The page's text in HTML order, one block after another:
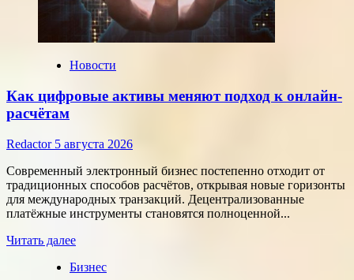
Новости
Как цифровые активы меняют подход к онлайн-
расчётам
Redactor 5 августа 2026
Современный электронный бизнес постепенно отходит от
традиционных способов расчётов, открывая новые горизонты
для международных транзакций. Децентрализованные
платёжные инструменты становятся полноценной...
Читать далееПрочитать
о
Бизнес